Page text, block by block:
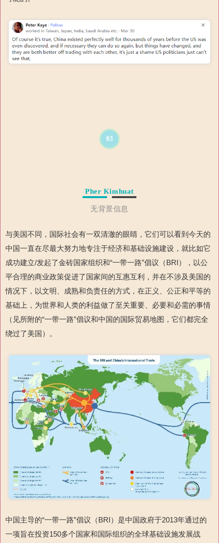
03
Pher Kimhuat
无背景信息
与美国不同，国际社会有一双清澈的眼睛，它们可以看到今天的
中国一直在尽最大努力地专注于经济和基础设施建设，就比如它
成功建立/发起了金砖国家组织和“一带一路”倡议（BRI），以公
平合理的商业政策促进了国家间的互惠互利，并在不涉及美国的
情况下，以文明、成熟和负责任的方式，在正义、公正和平等的
基础上，为世界和人类的利益做了至关重要、必要和必需的事情
（见所附的“一带一路”倡议和中国的国际贸易地图，它们都完全
绕过了美国）。
中国主导的“一带一路”倡议（BRI）是中国政府于2013年通过的
一项旨在投资150多个国家和国际组织的全球基础设施发展战